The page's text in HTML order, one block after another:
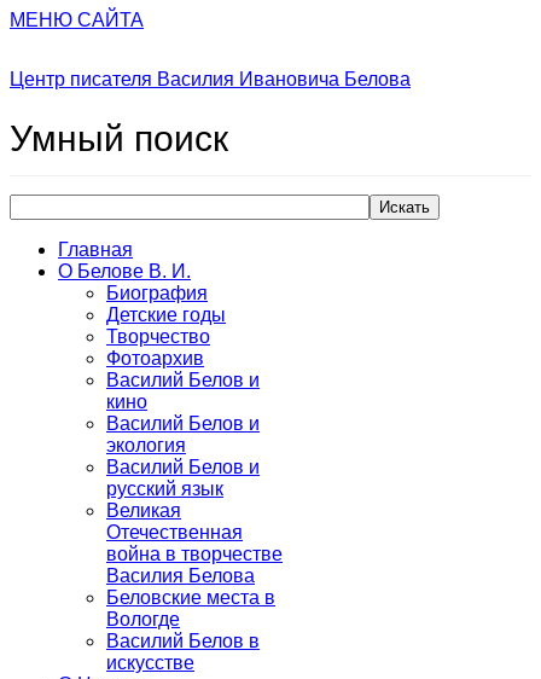
МЕНЮ САЙТА
Центр писателя Василия Ивановича Белова
Умный поиск
Искать
Главная
О Белове В. И.
Биография
Детские годы
Творчество
Фотоархив
Василий Белов и
кино
Василий Белов и
экология
Василий Белов и
русский язык
Великая
Отечественная
война в творчестве
Василия Белова
Беловские места в
Вологде
Василий Белов в
искусстве